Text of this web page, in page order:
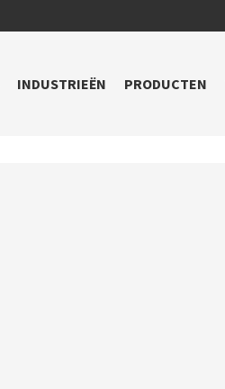
INDUSTRIEËN PRODUCTEN